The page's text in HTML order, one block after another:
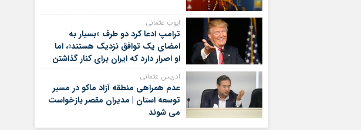
ایوب عثمانی
ترامپ ادعا کرد دو طرف «بسیار به
امضای یک توافق نزدیک هستند»، اما
او اصرار دارد که ایران برای کنار گذاشتن
برنامه‌های هسته‌ای خود گام‌های
بیشتری بردارد
ادریس عثمانی
عدم همراهی منطقه آزاد ماکو در مسیر
توسعه استان | مدیران مقصر بازخواست
می شوند